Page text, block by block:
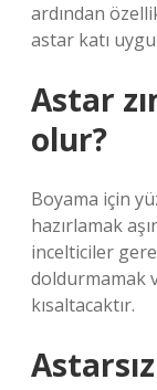
ardından
astar katı
Astar
olur?
Boyama için
hazırlamak
incelticiler
doldurmamak
kısaltacaktır.